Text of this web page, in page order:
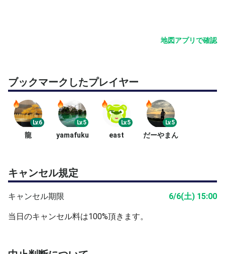
地図アプリで確認
ブックマークしたプレイヤー
Lv.6
龍
Lv.5
yamafuku
Lv.5
east
Lv.5
だーやまん
キャンセル規定
キャンセル期限 6/6(土) 15:00
当日のキャンセル料は100%頂きます。